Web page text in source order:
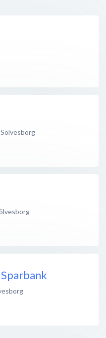
Sölvesborg